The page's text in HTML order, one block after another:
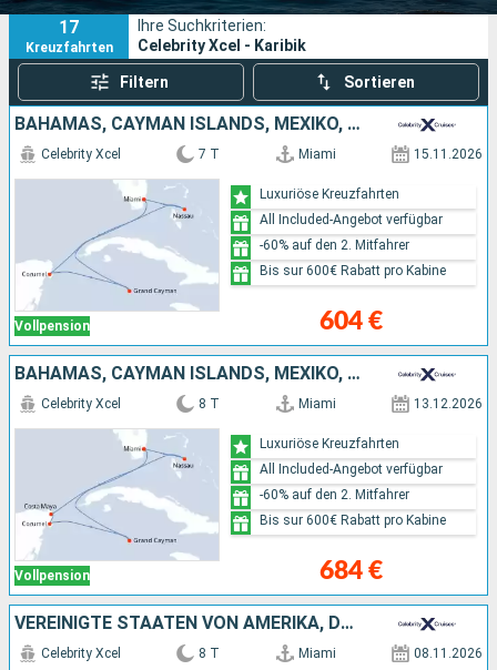
Suchen
17
Kreuzfahrten
Ihre Suchkriterien:
Celebrity Xcel - Karibik
Filtern Sortieren
BAHAMAS, CAYMAN ISLANDS, MEXIKO, VEREINIGTE STAATEN VON AMERIKA
Vollpension
Celebrity Xcel 7 T Miami 15.11.2026
604 €
Luxuriöse Kreuzfahrten
All Included-Angebot verfügbar
-60% auf den 2. Mitfahrer
Bis sur 600€ Rabatt pro Kabine
BAHAMAS, CAYMAN ISLANDS, MEXIKO, VEREINIGTE STAATEN VON AMERIKA
Vollpension
Celebrity Xcel 8 T Miami 13.12.2026
684 €
Luxuriöse Kreuzfahrten
All Included-Angebot verfügbar
-60% auf den 2. Mitfahrer
Bis sur 600€ Rabatt pro Kabine
VEREINIGTE STAATEN VON AMERIKA, DOMINIKANISCHE REPUBLIK
Celebrity Xcel 8 T Miami 08.11.2026